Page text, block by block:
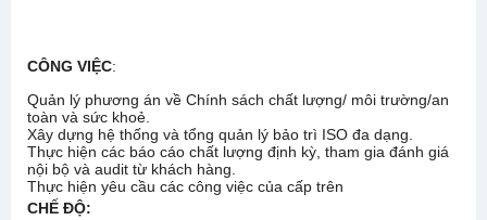
CÔNG VIỆC:
Quản lý phương án về Chính sách chất lượng/ môi trường/an
toàn và sức khoẻ.
Xây dựng hệ thống và tổng quản lý bảo trì ISO đa dạng.
Thực hiện các báo cáo chất lượng định kỳ, tham gia đánh giá
nội bộ và audit từ khách hàng.
Thực hiện yêu cầu các công việc của cấp trên
CHẾ ĐỘ: